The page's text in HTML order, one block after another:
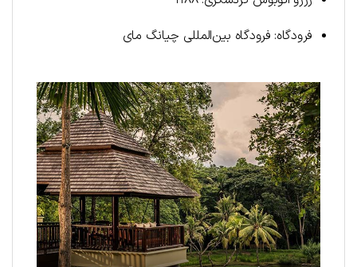
فرودگاه: فرودگاه بین‌المللی چیانگ مای